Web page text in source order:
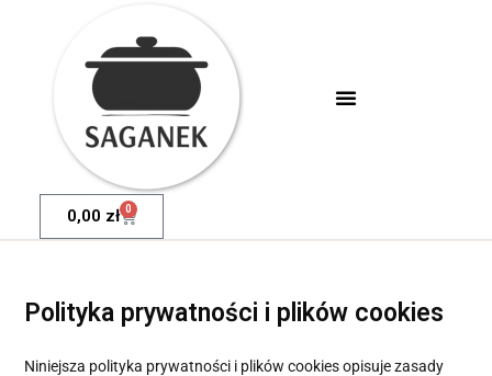
0,00 zł 0
Polityka prywatności i plików cookies
Niniejsza polityka prywatności i plików cookies opisuje zasady